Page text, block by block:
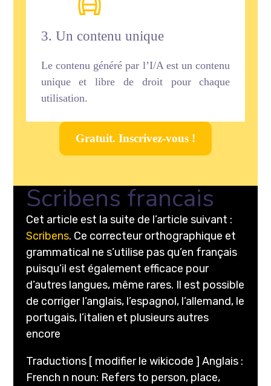
3. Un contenu unique
Le contenu généré par l’I/A est un contenu
unique et libre de droit pour chaque
utilisation.
Gratuit. Inscrivez-vous !
Scribens francais
Cet article est la suite de l’article suivant :
Scribens. Ce correcteur orthographique et
grammatical ne s’utilise pas qu’en français
puisqu’il est également efficace pour
d’autres langues, même rares. Il est possible
de corriger l’anglais, l’espagnol, l’allemand, le
portugais, l’italien et plusieurs autres
encore
Traductions [ modifier le wikicode ] Anglais :
French n noun: Refers to person, place,